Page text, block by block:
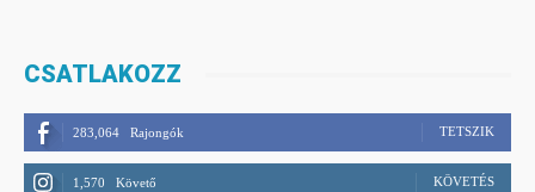
CSATLAKOZZ
283,064 Rajongók TETSZIK
1,570 Követő KÖVETÉS